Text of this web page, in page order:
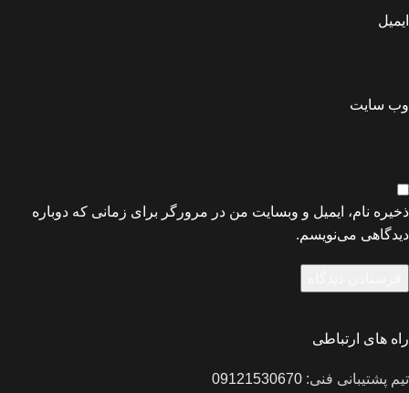
ایمیل
وب‌ سایت
ذخیره نام، ایمیل و وبسایت من در مرورگر برای زمانی که دوباره
دیدگاهی می‌نویسم.
راه های ارتباطی
تیم پشتیبانی فنی: 09121530670